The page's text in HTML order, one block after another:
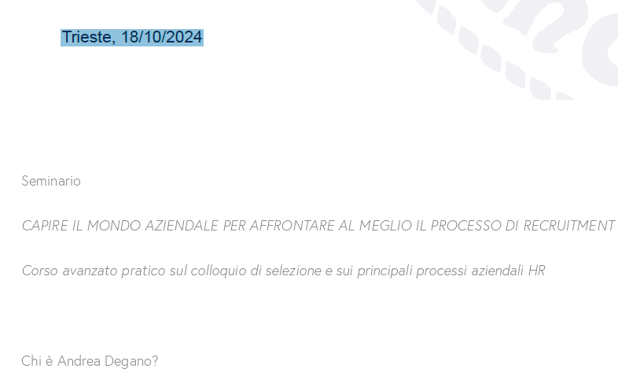
Seminario
CAPIRE IL MONDO AZIENDALE PER AFFRONTARE AL MEGLIO IL PROCESSO DI RECRUITMENT
Corso avanzato pratico sul colloquio di selezione e sui principali processi aziendali HR
Chi è Andrea Degano?